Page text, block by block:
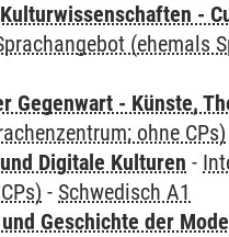
-
(ehemals
- Künste,
ohne CPs)
Digitale Kulturen -
- Schwedisch A1
Geschichte der